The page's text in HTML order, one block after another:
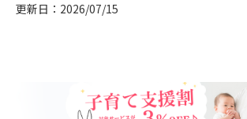
更新日：2026/07/15